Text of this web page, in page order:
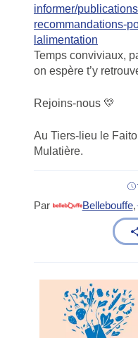
informer/
recommandations-
lalimentation
Temps conviviaux,
on espère t’y
Rejoins-nous 💛
Au Tiers-lieu le
Mulatière.
Par Bellebouffe
(nouvel onglet) ,